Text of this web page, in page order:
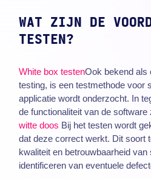
WAT ZIJN DE
TESTEN?
White box testenOok bekend als
testing, is een testmethode voor
applicatie wordt onderzocht. In
de functionaliteit van de
witte doos Bij het testen wordt
dat deze correct werkt. Dit soort
kwaliteit en betrouwbaarheid
identificeren van eventuele